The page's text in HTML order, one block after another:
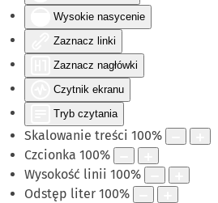
Wysokie nasycenie
Zaznacz linki
Zaznacz nagłówki
Czytnik ekranu
Tryb czytania
Skalowanie treści 100%
Czcionka 100%
Wysokość linii 100%
Odstęp liter 100%